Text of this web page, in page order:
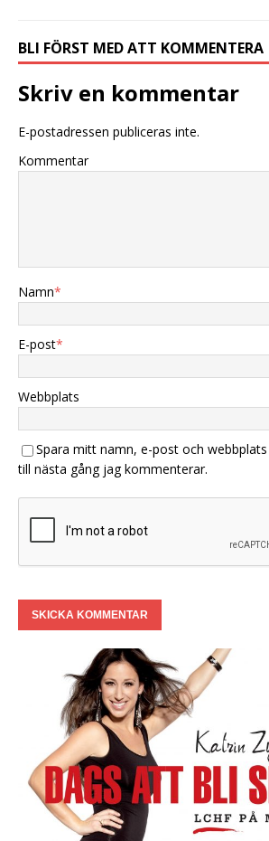
BLI FÖRST MED ATT KOMMENTERA
Skriv en kommentar
E-postadressen publiceras inte.
Kommentar
Namn*
E-post*
Webbplats
Spara mitt namn, e-post och
till nästa gång jag kommenterar.